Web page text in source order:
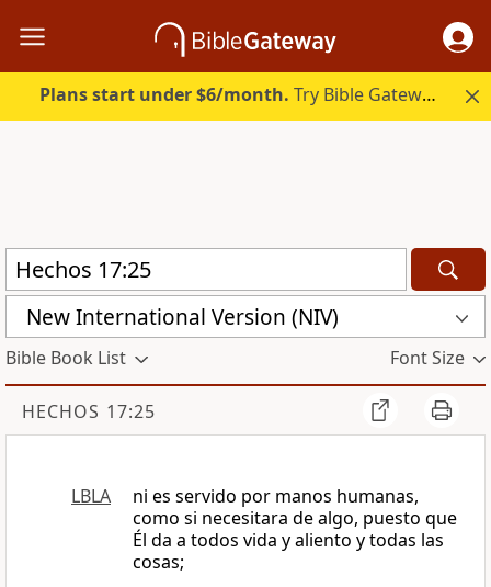
Plans start under $6/month. Try Bible Gateway Plus.
New International Version (NIV)
Bible Book List Font Size
HECHOS 17:25
LBLA
ni es servido por manos humanas,
como si necesitara de algo, puesto que
Él da a todos vida y aliento y todas las
cosas;